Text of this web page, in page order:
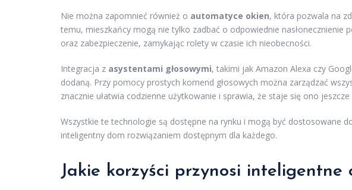
Nie można zapomnieć również o automatyce okien, która pozwala na
temu, mieszkańcy mogą nie tylko zadbać o odpowiednie nasłonecznienie
oraz zabezpieczenie, zamykając rolety w czasie ich nieobecności.
Integracja z asystentami głosowymi, takimi jak Amazon Alexa czy
dodaną. Przy pomocy prostych komend głosowych można zarządzać
znacznie ułatwia codzienne użytkowanie i sprawia, że staje się ono
Wszystkie te technologie są dostępne na rynku i mogą być dostosowane
inteligentny dom rozwiązaniem dostępnym dla każdego.
Jakie korzyści przynosi inteligentne